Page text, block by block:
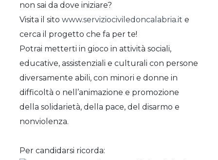
non sai da dove iniziare?
Visita il sito www.serviziociviledoncalabria.it e
cerca il progetto che fa per te!
Potrai metterti in gioco in attività sociali,
educative, assistenziali e culturali con persone
diversamente abili, con minori e donne in
difficoltà o nell’animazione e promozione
della solidarietà, della pace, del disarmo e
nonviolenza.
Per candidarsi ricorda: